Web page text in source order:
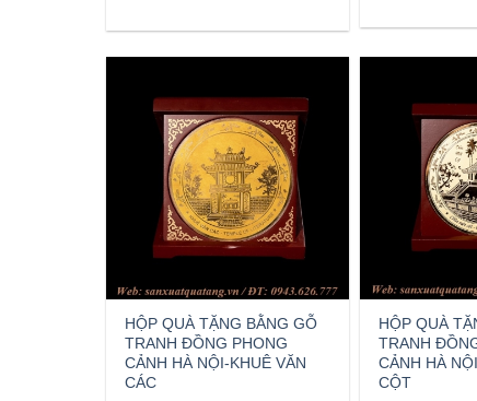
HỘP QUÀ TẶNG BẰNG GỖ
TRANH ĐỒNG PHONG
CẢNH HÀ NỘI-KHUÊ VĂN
CÁC
HỘP QUÀ
TRANH
CẢNH HÀ
CỘT